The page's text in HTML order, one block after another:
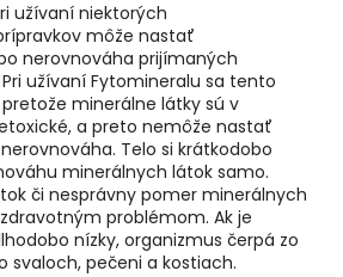
užívaní niektorých
môže nastať
nerovnováha prijímaných
užívaní Fytomineralu sa tento
minerálne látky sú v
a preto nemôže nastať
Telo si krátkodobo
minerálnych látok samo.
či nesprávny pomer minerálnych
problémom. Ak je
nízky, organizmus čerpá zo
svaloch, pečeni a kostiach.